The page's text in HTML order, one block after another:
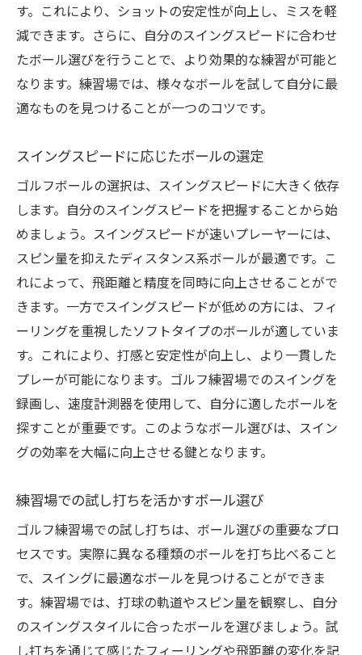
す。これにより、ショットの安定性が向上し、ミスを軽
減できます。さらに、自分のスイングスピードに合わせ
たボール選びを行うことで、より効果的な練習が可能と
なります。練習場では、様々なボールを試して自分に最
適なものを見つけることが一つのコツです。
スイングスピードに応じたボールの選定
ゴルフボールの選択は、スイングスピードに大きく依存
します。自分のスイングスピードを把握することから始
めましょう。スイングスピードが速いプレーヤーには、
スピン量を抑えたディスタンス系ボールが最適です。こ
れによって、飛距離と精度を同時に向上させることがで
きます。一方でスイングスピードが低めの方には、フィ
ーリングを重視したソフトタイプのボールが適していま
す。これにより、打感と安定性が向上し、より一貫した
プレーが可能になります。ゴルフ練習場でのスイングを
録画し、速度計測器を使用して、自分に適したボールを
探すことが重要です。このようなボール選びは、スイン
グの効率を大幅に向上させる鍵となります。
練習場での試し打ちを活かすボール選び
ゴルフ練習場での試し打ちは、ボール選びの重要なプロ
セスです。実際に異なる種類のボールを打ち比べること
で、スイングに最適なボールを見つけることができま
す。練習場では、打球の軌道やスピン量を観察し、自分
のスイングスタイルに合ったボールを選びましょう。試